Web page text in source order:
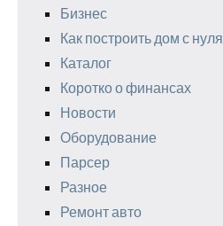
Бизнес
Как построить дом с нуля
Каталог
Коротко о финансах
Новости
Оборудование
Парсер
Разное
Ремонт авто